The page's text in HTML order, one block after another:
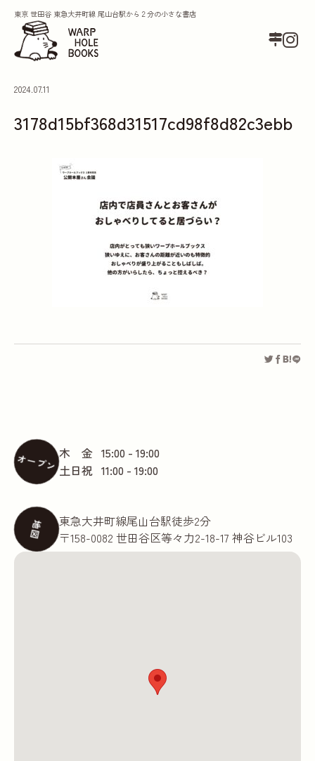
東京 世田谷 東急大井町線 尾山台駅から２分の小さな書店
2024.07.11
3178d15bf368d31517cd98f8d82c3ebb
オープン木 金 15:00 - 19:00
土日祝 11:00 - 19:00
地図
東急大井町線尾山台駅徒歩2分
〒158-0082 世田谷区等々力2-18-17 神谷ビル103